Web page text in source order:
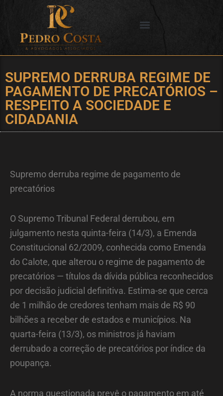
conteúdo
SUPREMO DERRUBA REGIME DE
PAGAMENTO DE PRECATÓRIOS –
RESPEITO A SOCIEDADE E
CIDADANIA
Supremo derruba regime de pagamento de
precatórios
O Supremo Tribunal Federal derrubou, em
julgamento nesta quinta-feira (14/3), a Emenda
Constitucional 62/2009, conhecida como Emenda
do Calote, que alterou o regime de pagamento de
precatórios — títulos da dívida pública reconhecidos
por decisão judicial definitiva. Estima-se que cerca
de 1 milhão de credores tenham mais de R$ 90
bilhões a receber de estados e municípios. Na
quarta-feira (13/3), os ministros já haviam
derrubado a correção de precatórios por índice da
poupança.
A norma questionada prevê o pagamento em até